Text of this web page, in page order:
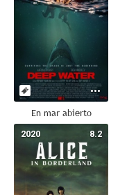
En mar abierto
8.2
2020